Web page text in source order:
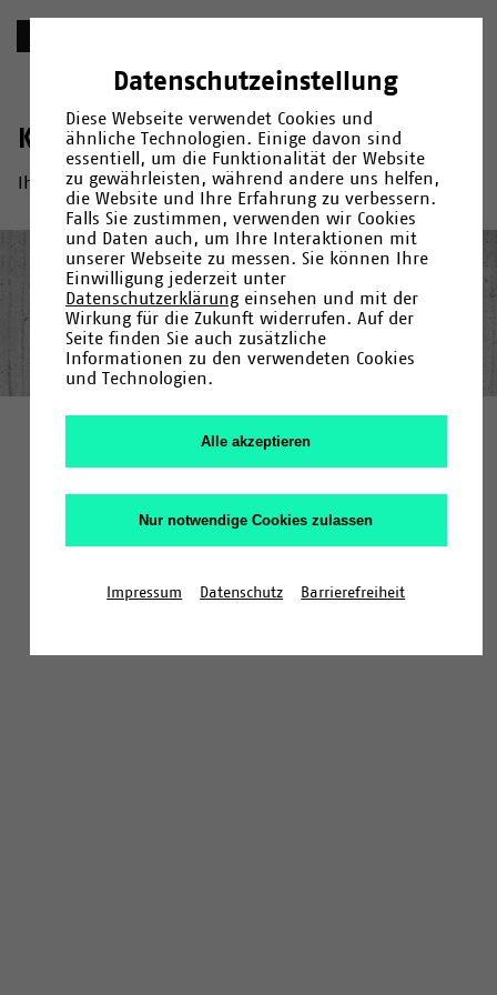
Keine Suchtreffer
Ihre Suche nach »« ergab kein Ergebnis.
© 2026
Impressum
Datenschutz
Datenschutzeinstellung
Diese Webseite verwendet Cookies und
ähnliche Technologien. Einige davon sind
essentiell, um die Funktionalität der Website
zu gewährleisten, während andere uns helfen,
die Website und Ihre Erfahrung zu verbessern.
Falls Sie zustimmen, verwenden wir Cookies
und Daten auch, um Ihre Interaktionen mit
unserer Webseite zu messen. Sie können Ihre
Einwilligung jederzeit unter
Datenschutzerklärungeinsehen und mit der
Wirkung für die Zukunft widerrufen. Auf der
Seite finden Sie auch zusätzliche
Informationen zu den verwendeten Cookies
und Technologien.
Alle akzeptieren
Nur notwendige Cookies zulassen
Impressum Datenschutz Barrierefreiheit